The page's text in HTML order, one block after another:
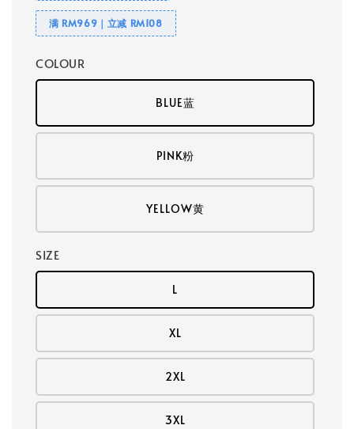
满 RM969｜立减 RM108
COLOUR
BLUE蓝
PINK粉
YELLOW黄
SIZE
L
XL
2XL
3XL